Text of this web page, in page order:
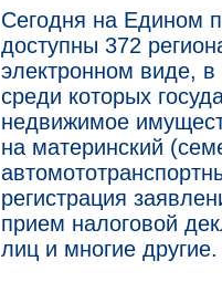
Сегодня на Едином
доступны 372
электронном виде,
среди которых
недвижимое
на материнский
регистрация
прием налоговой
лиц и многие другие.